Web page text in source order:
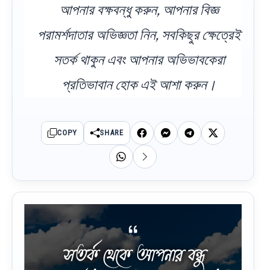
আপনার বক্ষবন্ধু করুন, আপনার বিজ্ঞ
পরামর্শদাতার অভিজ্ঞতা নিন, সবকিছুর ক্ষেত্রেই
সতর্ক থাকুন এবং আপনার অভিভাবকেরা
প্রতিভাবান হোক এই আশা করুন।
COPY SHARE
সতর্ক থেকে আপনার বন্ধু